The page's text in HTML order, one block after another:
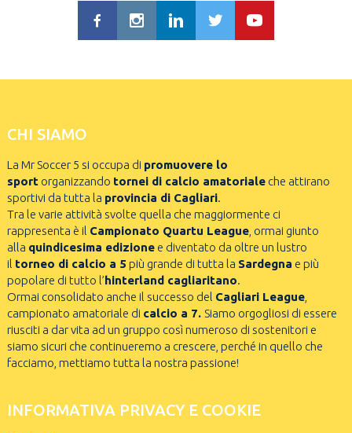
CHI SIAMO
La Mr Soccer 5 si occupa di promuovere lo
sportorganizzando tornei di calcio amatorialeche attirano
sportivi da tutta la provincia di Cagliari.
Tra le varie attività svolte quella che maggiormente ci
rappresenta è il Campionato Quartu League, ormai giunto
alla quindicesima edizionee diventato da oltre un lustro
il torneo di calcio a 5 più grande di tutta la Sardegna e più
popolare di tutto l’hinterland cagliaritano.
Ormai consolidato anche il successo del Cagliari League,
campionato amatoriale di calcio a 7. Siamo orgogliosi di essere
riusciti a dar vita ad un gruppo così numeroso di sostenitori e
siamo sicuri che continueremo a crescere, perché in quello che
facciamo, mettiamo tutta la nostra passione!
INFORMATIVA PRIVACY E COOKIE